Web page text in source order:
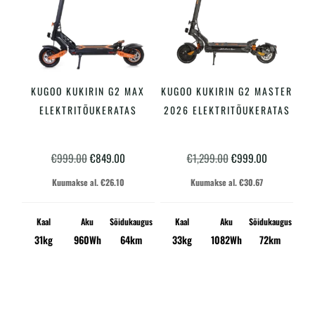
LISA KORVI
KUGOO KUKIRIN G2 MAX
ELEKTRITÕUKERATAS
€999.00Algne
hind
€999.00.
€849.00Praegune
€849.00.
Kuumakse al.€26.10
Kaal
31kg
Aku
960Wh
Sõidukaugus
64km
LISA KORVI
KUGOO KUKIRIN G2 MASTER
2026 ELEKTRITÕUKERATAS
€1,299.00Algne
hind
€1,299.00.
€999.00Praegune
€999.00.
Kuumakse al.€30.67
Kaal
33kg
Aku
1082Wh
Sõidukaugus
72km